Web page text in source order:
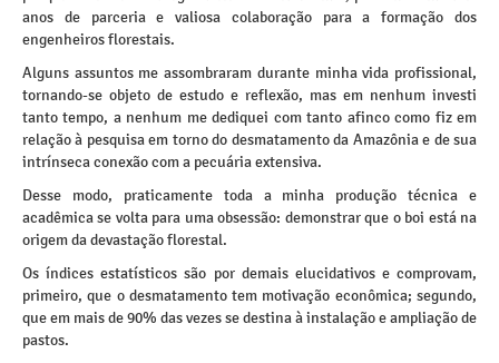
anos de parceria e valiosa colaboração para a formação dos
engenheiros florestais.
Alguns assuntos me assombraram durante minha vida profissional,
tornando-se objeto de estudo e reflexão, mas em nenhum investi
tanto tempo, a nenhum me dediquei com tanto afinco como fiz em
relação à pesquisa em torno do desmatamento da Amazônia e de sua
intrínseca conexão com a pecuária extensiva.
Desse modo, praticamente toda a minha produção técnica e
acadêmica se volta para uma obsessão: demonstrar que o boi está na
origem da devastação florestal.
Os índices estatísticos são por demais elucidativos e comprovam,
primeiro, que o desmatamento tem motivação econômica; segundo,
que em mais de 90% das vezes se destina à instalação e ampliação de
pastos.